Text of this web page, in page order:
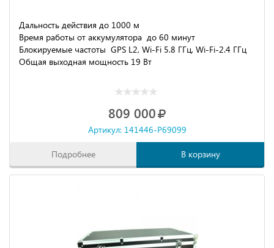
Дальность действия до 1000 м
Время работы от аккумулятора до 60 минут
Блокируемые частоты GPS L2, Wi-Fi 5.8 ГГц, Wi-Fi-2.4 ГГц
Общая выходная мощность 19 Вт
809 000
Артикул: 141446-P69099
Подробнее В корзину